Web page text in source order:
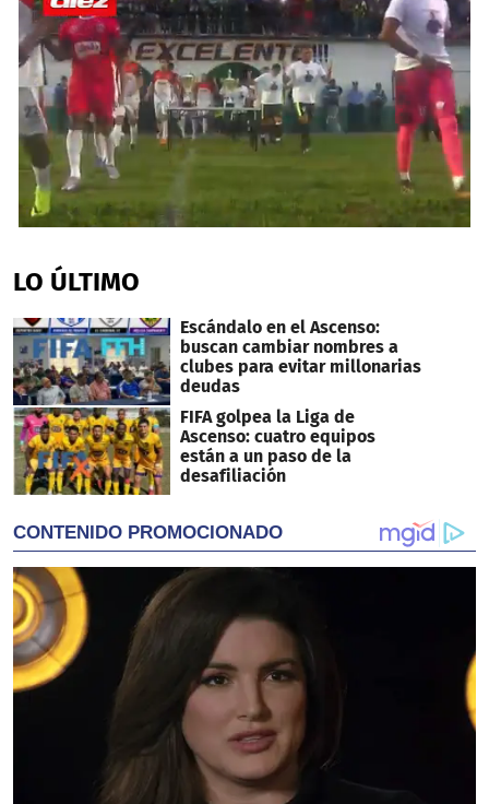
of
3
8
seconds
LO ÚLTIMO
Escándalo en el Ascenso:
buscan cambiar nombres a
clubes para evitar millonarias
deudas
FIFA golpea la Liga de
Ascenso: cuatro equipos
están a un paso de la
desafiliación